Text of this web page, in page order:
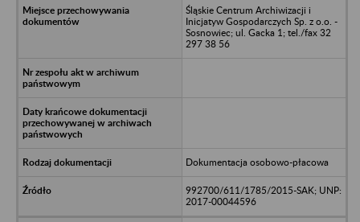
Śląskie Centrum Archiwizacji i
Inicjatyw Gospodarczych Sp. z o.o. -
Sosnowiec; ul. Gacka 1; tel./fax 32
297 38 56
Dokumentacja osobowo-płacowa
992700/611/1785/2015-SAK; UNP:
2017-00044596